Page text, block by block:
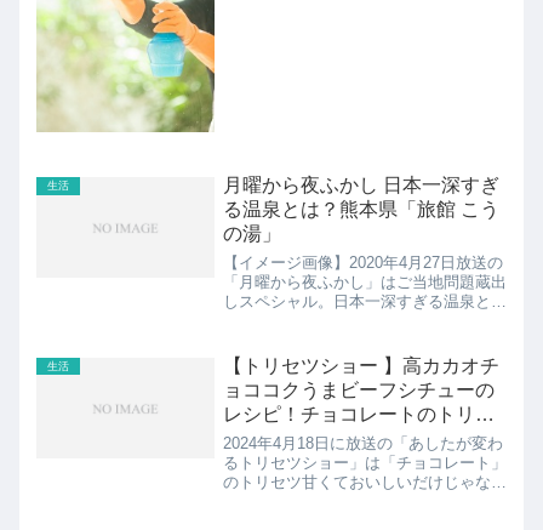
生活
月曜から夜ふかし 日本一深すぎ
る温泉とは？熊本県「旅館 こう
の湯」
【イメージ画像】2020年4月27日放送の
「月曜から夜ふかし」はご当地問題蔵出
しスペシャル。日本一深すぎる温泉とし
日にも紹介されていました。
生活
【トリセツショー 】高カカオチ
ョココクうまビーフシチューの
レシピ！チョコレートのトリセ
ツ
2024年4月18日に放送の「あしたが変わ
るトリセツショー」は「チョコレート」
のトリセツ甘くておいしいだけじゃな